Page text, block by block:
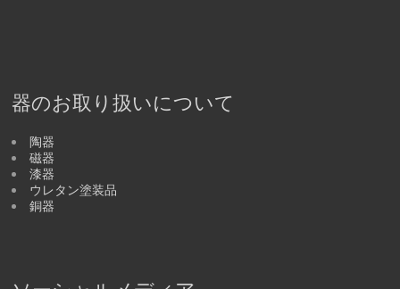
器のお取り扱いについて
陶器
磁器
漆器
ウレタン塗装品
銅器